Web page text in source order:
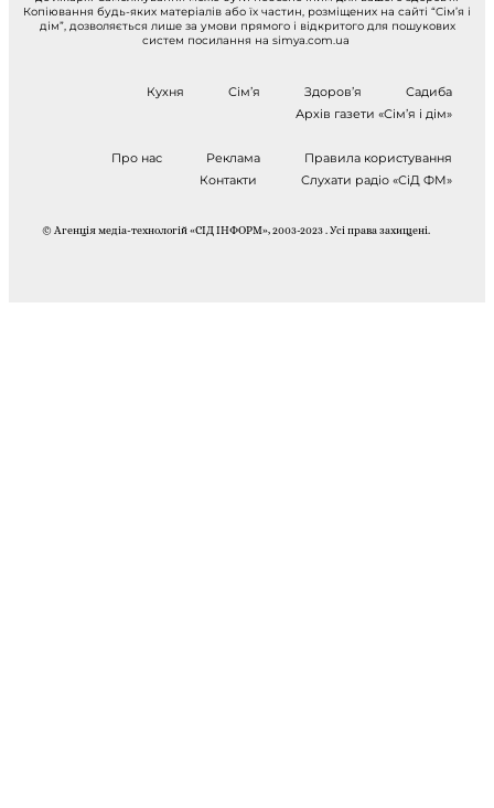
Копіювання будь-яких матеріалів або їх частин, розміщених на сайті “Сім’я і
дім”, дозволяється лише за умови прямого і відкритого для пошукових
систем посилання на simya.com.ua
Кухня Сім’я Здоров’я
Садиба
Архів газети «Сім’я і дім»
Про нас Реклама
Правила користування
Контакти
Слухати радіо «СіД ФМ»
© Агенція медіа-технологій «СІД ІНФОРМ», 2003-2023 . Усі права захищені.